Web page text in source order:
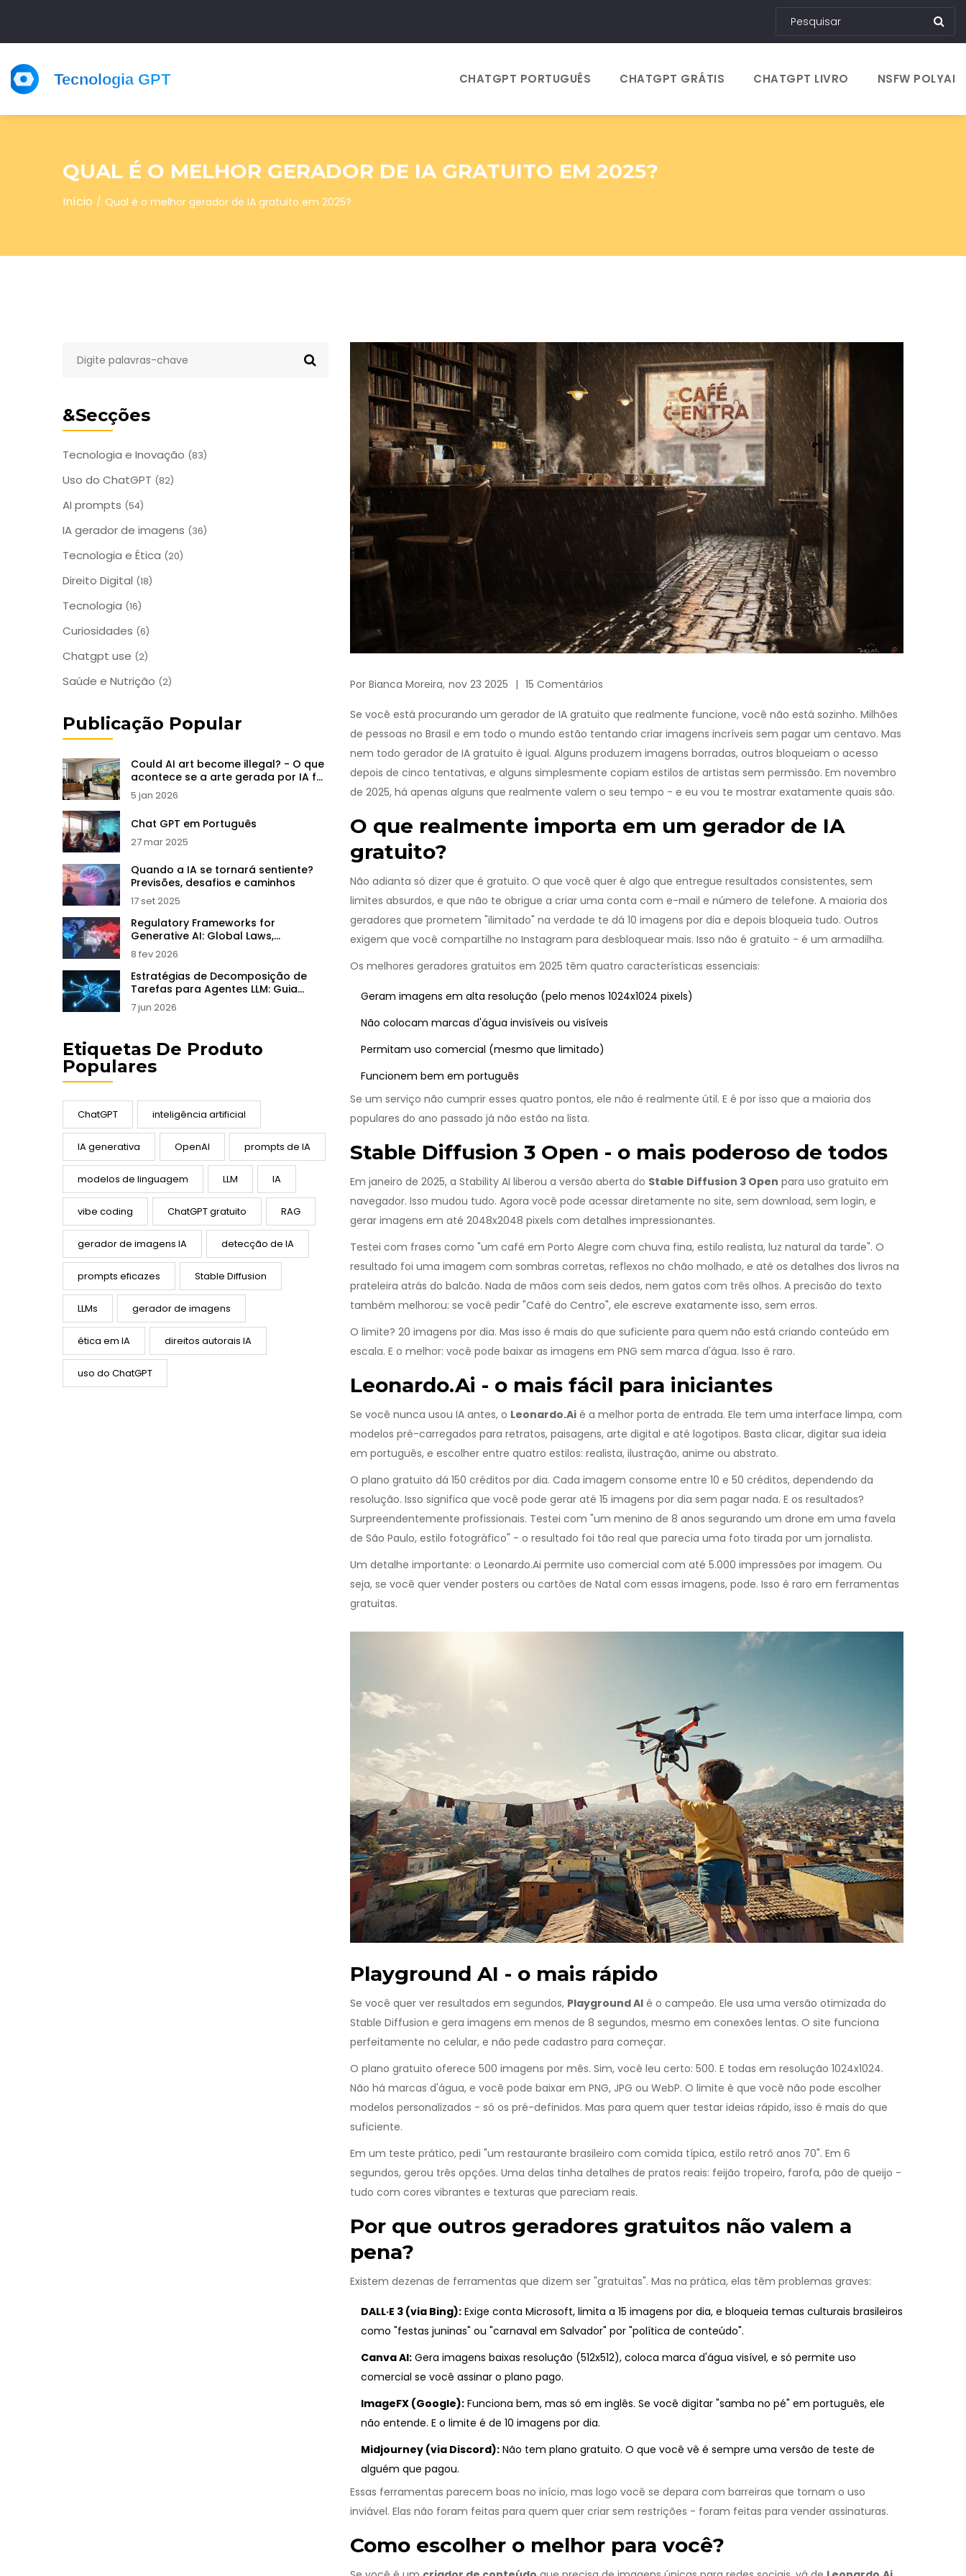
CHATGPT PORTUGUÊS CHATGPT GRÁTIS CHATGPT LIVRO NSFW POLYAI
QUAL É O MELHOR GERADOR DE IA GRATUITO EM 2025?
Início Qual é o melhor gerador de IA gratuito em 2025?
&Secções
Tecnologia e Inovação (83)
Uso do ChatGPT (82)
AI prompts (54)
IA gerador de imagens (36)
Tecnologia e Ética (20)
Direito Digital (18)
Tecnologia (16)
Curiosidades (6)
Chatgpt use (2)
Saúde e Nutrição (2)
Publicação Popular
Could AI art become illegal? - O que
acontece se a arte gerada por IA for
proibida?
5 jan 2026
Chat GPT em Português
27 mar 2025
Quando a IA se tornará sentiente?
Previsões, desafios e caminhos
17 set 2025
Regulatory Frameworks for
Generative AI: Global Laws,
Standards, and Compliance
8 fev 2026
Estratégias de Decomposição de
Tarefas para Agentes LLM: Guia
Prático
7 jun 2026
Etiquetas De Produto
Populares
ChatGPT inteligência artificial
IA generativa OpenAI prompts de IA
modelos de linguagem LLM IA
vibe coding ChatGPT gratuito RAG
gerador de imagens IA detecção de IA
prompts eficazes Stable Diffusion
LLMs gerador de imagens
ética em IA direitos autorais IA
uso do ChatGPT
Por Bianca Moreira, nov 23 2025 15 Comentários
Se você está procurando um gerador de IA gratuito que realmente funcione, você não está sozinho. Milhões
de pessoas no Brasil e em todo o mundo estão tentando criar imagens incríveis sem pagar um centavo. Mas
nem todo gerador de IA gratuito é igual. Alguns produzem imagens borradas, outros bloqueiam o acesso
depois de cinco tentativas, e alguns simplesmente copiam estilos de artistas sem permissão. Em novembro
de 2025, há apenas alguns que realmente valem o seu tempo - e eu vou te mostrar exatamente quais são.
O que realmente importa em um gerador de IA
gratuito?
Não adianta só dizer que é gratuito. O que você quer é algo que entregue resultados consistentes, sem
limites absurdos, e que não te obrigue a criar uma conta com e-mail e número de telefone. A maioria dos
geradores que prometem "ilimitado" na verdade te dá 10 imagens por dia e depois bloqueia tudo. Outros
exigem que você compartilhe no Instagram para desbloquear mais. Isso não é gratuito - é um armadilha.
Os melhores geradores gratuitos em 2025 têm quatro características essenciais:
Geram imagens em alta resolução (pelo menos 1024x1024 pixels)
Não colocam marcas d'água invisíveis ou visíveis
Permitam uso comercial (mesmo que limitado)
Funcionem bem em português
Se um serviço não cumprir esses quatro pontos, ele não é realmente útil. E é por isso que a maioria dos
populares do ano passado já não estão na lista.
Stable Diffusion 3 Open - o mais poderoso de todos
Em janeiro de 2025, a Stability AI liberou a versão aberta do Stable Diffusion 3 Open para uso gratuito em
navegador. Isso mudou tudo. Agora você pode acessar diretamente no site, sem download, sem login, e
gerar imagens em até 2048x2048 pixels com detalhes impressionantes.
Testei com frases como "um café em Porto Alegre com chuva fina, estilo realista, luz natural da tarde". O
resultado foi uma imagem com sombras corretas, reflexos no chão molhado, e até os detalhes dos livros na
prateleira atrás do balcão. Nada de mãos com seis dedos, nem gatos com três olhos. A precisão do texto
também melhorou: se você pedir "Café do Centro", ele escreve exatamente isso, sem erros.
O limite? 20 imagens por dia. Mas isso é mais do que suficiente para quem não está criando conteúdo em
escala. E o melhor: você pode baixar as imagens em PNG sem marca d'água. Isso é raro.
Leonardo.Ai - o mais fácil para iniciantes
Se você nunca usou IA antes, o Leonardo.Aié a melhor porta de entrada. Ele tem uma interface limpa, com
modelos pré-carregados para retratos, paisagens, arte digital e até logotipos. Basta clicar, digitar sua ideia
em português, e escolher entre quatro estilos: realista, ilustração, anime ou abstrato.
O plano gratuito dá 150 créditos por dia. Cada imagem consome entre 10 e 50 créditos, dependendo da
resolução. Isso significa que você pode gerar até 15 imagens por dia sem pagar nada. E os resultados?
Surpreendentemente profissionais. Testei com "um menino de 8 anos segurando um drone em uma favela
de São Paulo, estilo fotográfico" - o resultado foi tão real que parecia uma foto tirada por um jornalista.
Um detalhe importante: o Leonardo.Ai permite uso comercial com até 5.000 impressões por imagem. Ou
seja, se você quer vender posters ou cartões de Natal com essas imagens, pode. Isso é raro em ferramentas
gratuitas.
Playground AI - o mais rápido
Se você quer ver resultados em segundos, Playground AIé o campeão. Ele usa uma versão otimizada do
Stable Diffusion e gera imagens em menos de 8 segundos, mesmo em conexões lentas. O site funciona
perfeitamente no celular, e não pede cadastro para começar.
O plano gratuito oferece 500 imagens por mês. Sim, você leu certo: 500. E todas em resolução 1024x1024.
Não há marcas d'água, e você pode baixar em PNG, JPG ou WebP. O limite é que você não pode escolher
modelos personalizados - só os pré-definidos. Mas para quem quer testar ideias rápido, isso é mais do que
suficiente.
Em um teste prático, pedi "um restaurante brasileiro com comida típica, estilo retrô anos 70". Em 6
segundos, gerou três opções. Uma delas tinha detalhes de pratos reais: feijão tropeiro, farofa, pão de queijo -
tudo com cores vibrantes e texturas que pareciam reais.
Por que outros geradores gratuitos não valem a
pena?
Existem dezenas de ferramentas que dizem ser "gratuitas". Mas na prática, elas têm problemas graves:
DALL·E 3 (via Bing):Exige conta Microsoft, limita a 15 imagens por dia, e bloqueia temas culturais brasileiros
como "festas juninas" ou "carnaval em Salvador" por "política de conteúdo".
Canva AI:Gera imagens baixas resolução (512x512), coloca marca d'água visível, e só permite uso
comercial se você assinar o plano pago.
ImageFX (Google):Funciona bem, mas só em inglês. Se você digitar "samba no pé" em português, ele
não entende. E o limite é de 10 imagens por dia.
Midjourney (via Discord):Não tem plano gratuito. O que você vê é sempre uma versão de teste de
alguém que pagou.
Essas ferramentas parecem boas no início, mas logo você se depara com barreiras que tornam o uso
inviável. Elas não foram feitas para quem quer criar sem restrições - foram feitas para vender assinaturas.
Como escolher o melhor para você?